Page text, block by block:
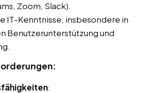
Zoom, Slack).
IT-Kenntnisse, insbesondere in
Benutzerunterstützung und
: